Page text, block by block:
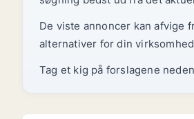
De viste annoncer kan afvige
alternativer for din
Tag et kig på forslagene